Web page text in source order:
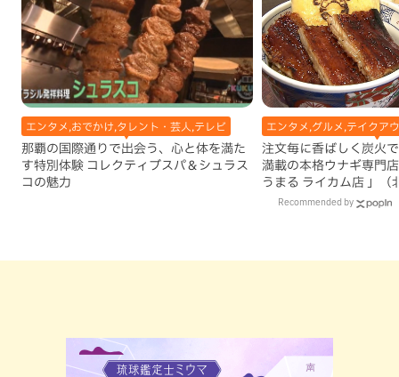
エンタメ,おでかけ,タレント・芸人,テレビ
那覇の国際通りで出会う、心と体を満た
す特別体験 コレクティブスパ＆シュラス
コの魅力
エンタメ,グルメ,テイクア
注文毎に香ばしく炭火
満載の本格ウナギ専門
うまる ライカム店 」（
Recommended by